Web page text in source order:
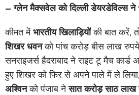
– ग्लेन मैक्सवेल को दिल्ली डेयरडेविल्स ने
कीमत मेंभारतीय खिलाड़ियोंकी बात करें,
शिखर धवनको पांच करोड़ बीस लाख
सनराइजर्स हैदराबाद ने राइट टू मैच
हुए शिखर को फिर से अपने पाले में ले
अश्विनको पंजाब नेसात करोड़ साठ